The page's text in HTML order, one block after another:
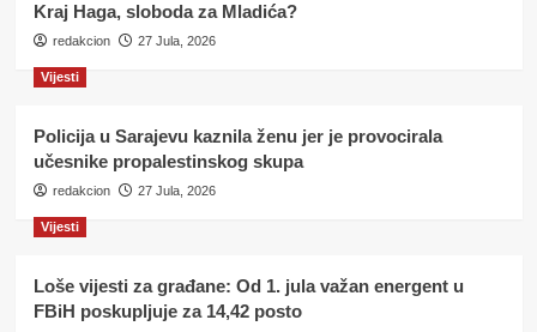
Kraj Haga, sloboda za Mladića?
redakcion 27 Jula, 2026
Vijesti
Policija u Sarajevu kaznila ženu jer je provocirala
učesnike propalestinskog skupa
redakcion 27 Jula, 2026
Vijesti
Loše vijesti za građane: Od 1. jula važan energent u
FBiH poskupljuje za 14,42 posto